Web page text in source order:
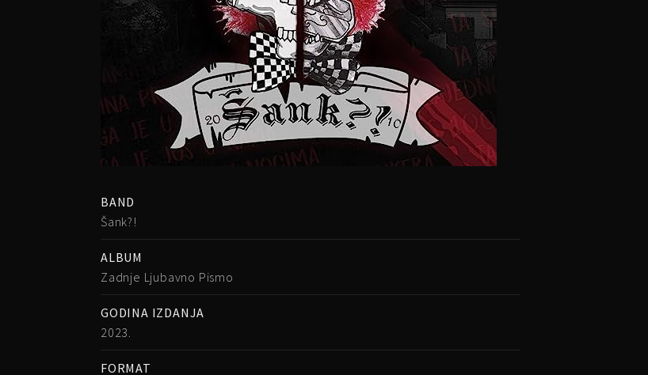
BAND
Šank?!
ALBUM
Zadnje Ljubavno Pismo
GODINA IZDANJA
2023.
FORMAT